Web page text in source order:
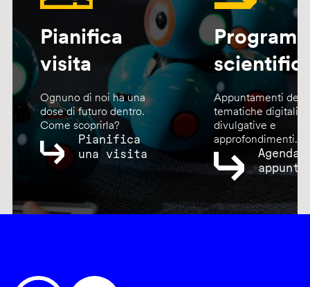
Pianifica
visita
Ognuno di noi ha una
dose di futuro dentro.
Come scoprirla?
Pianifica
una visita
Appuntamenti
tematiche digitali,
divulgative e
approfondimenti.
Agenda